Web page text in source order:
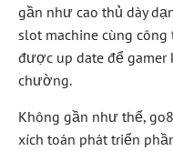
gần như cao thủ dày
slot machine cùng công
được up date để
chường.
Không gần như thế,
xích toán phát triển